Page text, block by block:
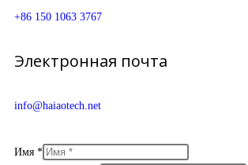
+86 150 1063 3767
Электронная почта
info@haiaotech.net
Имя *